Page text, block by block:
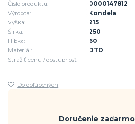
Číslo produktu:
0000147812
Výrobca:
Kondela
Výška:
215
Šírka:
250
Hĺbka:
60
Materiál:
DTD
Strážiť cenu / dostupnosť
Do obľúbených
Doručenie zadarmo